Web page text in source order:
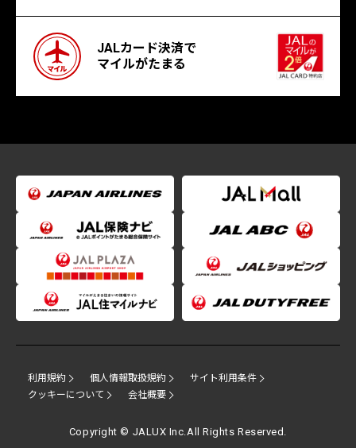
JALカード決済で
マイルがたまる
利用規約 個人情報取扱規約
サイト利用条件
クッキーについて
会社概要
Copyright © JALUX Inc.All Rights Reserved.